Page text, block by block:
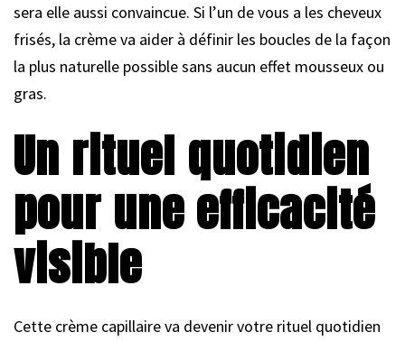
sera elle aussi convaincue. Si l’un de vous a les cheveux
frisés, la crème va aider à définir les boucles de la façon
la plus naturelle possible sans aucun effet mousseux ou
gras.
Un rituel quotidien
pour une efficacité
visible
Cette crème capillaire va devenir votre rituel quotidien